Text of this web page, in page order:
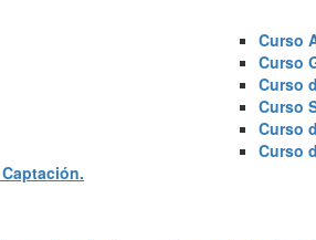
Curso
Curso
Curso
Curso
Curso
Curso